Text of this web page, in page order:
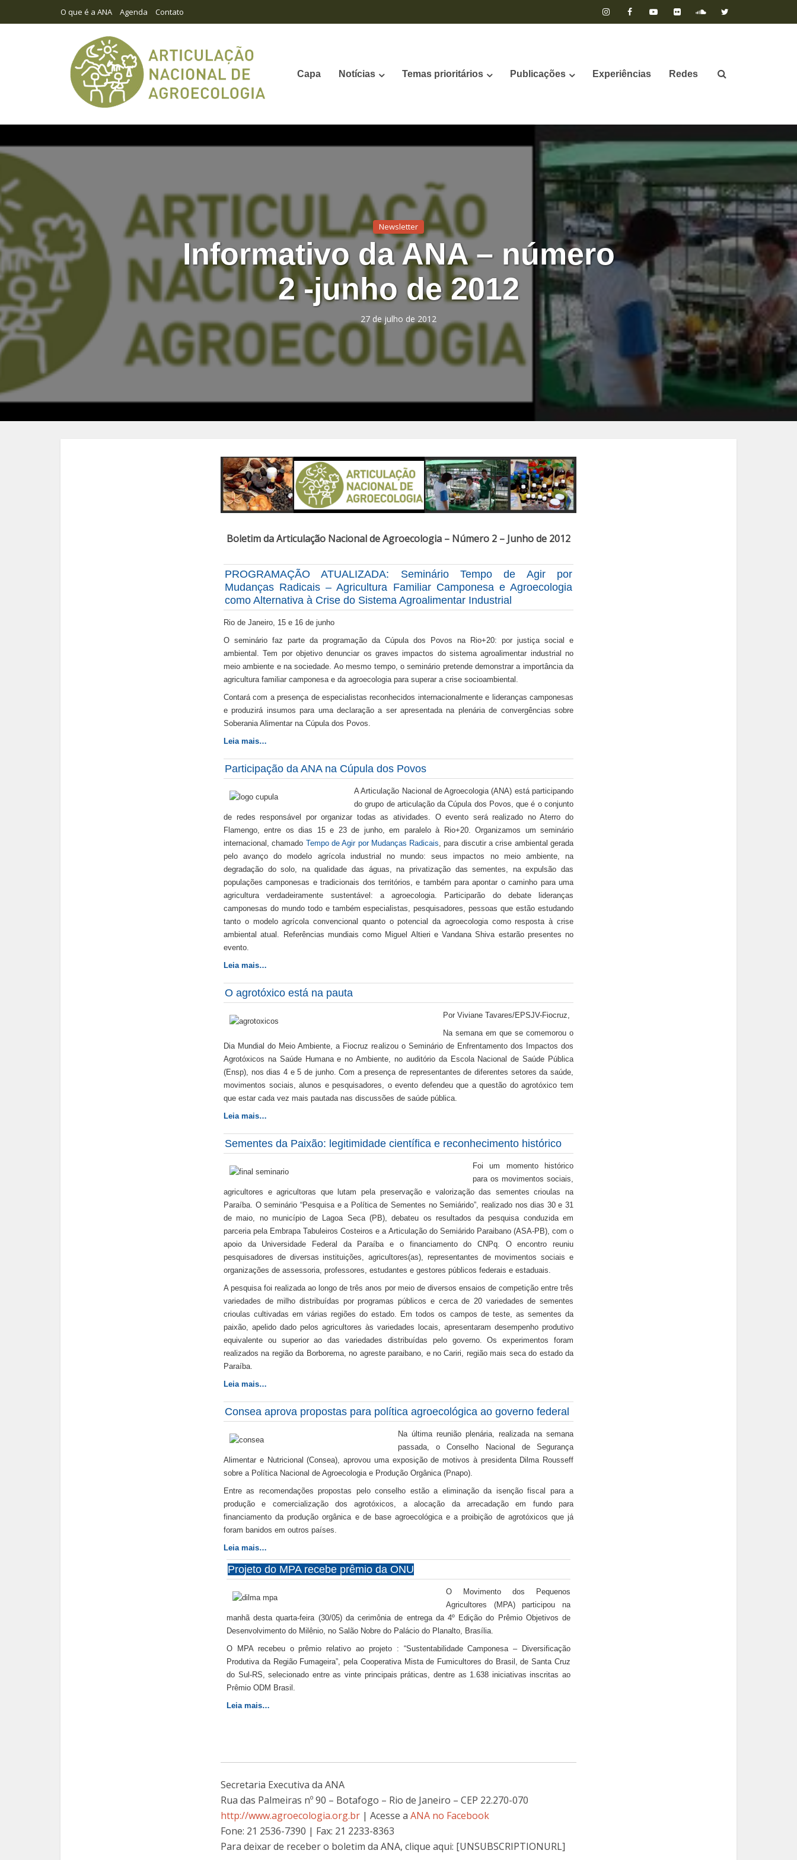
O que é a ANA Agenda Contato
Capa Notícias Temas prioritários Publicações Experiências Redes
Newsletter
Informativo da ANA – número
2 -junho de 2012
27 de julho de 2012
Boletim da Articulação Nacional de Agroecologia – Número 2 – Junho de 2012
PROGRAMAÇÃO ATUALIZADA: Seminário Tempo de Agir por
Mudanças Radicais – Agricultura Familiar Camponesa e Agroecologia
como Alternativa à Crise do Sistema Agroalimentar Industrial
Rio de Janeiro, 15 e 16 de junho
O seminário faz parte da programação da Cúpula dos Povos na Rio+20: por justiça social e
ambiental. Tem por objetivo denunciar os graves impactos do sistema agroalimentar industrial no
meio ambiente e na sociedade. Ao mesmo tempo, o seminário pretende demonstrar a importância da
agricultura familiar camponesa e da agroecologia para superar a crise socioambiental.
Contará com a presença de especialistas reconhecidos internacionalmente e lideranças camponesas
e produzirá insumos para uma declaração a ser apresentada na plenária de convergências sobre
Soberania Alimentar na Cúpula dos Povos.
Leia mais…
Participação da ANA na Cúpula dos Povos
A Articulação Nacional de Agroecologia (ANA) está participando
do grupo de articulação da Cúpula dos Povos, que é o conjunto
de redes responsável por organizar todas as atividades. O evento será realizado no Aterro do
Flamengo, entre os dias 15 e 23 de junho, em paralelo à Rio+20. Organizamos um seminário
internacional, chamado Tempo de Agir por Mudanças Radicais, para discutir a crise ambiental gerada
pelo avanço do modelo agrícola industrial no mundo: seus impactos no meio ambiente, na
degradação do solo, na qualidade das águas, na privatização das sementes, na expulsão das
populações camponesas e tradicionais dos territórios, e também para apontar o caminho para uma
agricultura verdadeiramente sustentável: a agroecologia. Participarão do debate lideranças
camponesas do mundo todo e também especialistas, pesquisadores, pessoas que estão estudando
tanto o modelo agrícola convencional quanto o potencial da agroecologia como resposta à crise
ambiental atual. Referências mundiais como Miguel Altieri e Vandana Shiva estarão presentes no
evento.
Leia mais…
O agrotóxico está na pauta
Por Viviane Tavares/EPSJV-Fiocruz,
Na semana em que se comemorou o
Dia Mundial do Meio Ambiente, a Fiocruz realizou o Seminário de Enfrentamento dos Impactos dos
Agrotóxicos na Saúde Humana e no Ambiente, no auditório da Escola Nacional de Saúde Pública
(Ensp), nos dias 4 e 5 de junho. Com a presença de representantes de diferentes setores da saúde,
movimentos sociais, alunos e pesquisadores, o evento defendeu que a questão do agrotóxico tem
que estar cada vez mais pautada nas discussões de saúde pública.
Leia mais…
Sementes da Paixão: legitimidade científica e reconhecimento histórico
Foi um momento histórico
para os movimentos sociais,
agricultores e agricultoras que lutam pela preservação e valorização das sementes crioulas na
Paraíba. O seminário “Pesquisa e a Política de Sementes no Semiárido”, realizado nos dias 30 e 31
de maio, no município de Lagoa Seca (PB), debateu os resultados da pesquisa conduzida em
parceria pela Embrapa Tabuleiros Costeiros e a Articulação do Semiárido Paraibano (ASA-PB), com o
apoio da Universidade Federal da Paraíba e o financiamento do CNPq. O encontro reuniu
pesquisadores de diversas instituições, agricultores(as), representantes de movimentos sociais e
organizações de assessoria, professores, estudantes e gestores públicos federais e estaduais.
A pesquisa foi realizada ao longo de três anos por meio de diversos ensaios de competição entre três
variedades de milho distribuídas por programas públicos e cerca de 20 variedades de sementes
crioulas cultivadas em várias regiões do estado. Em todos os campos de teste, as sementes da
paixão, apelido dado pelos agricultores às variedades locais, apresentaram desempenho produtivo
equivalente ou superior ao das variedades distribuídas pelo governo. Os experimentos foram
realizados na região da Borborema, no agreste paraibano, e no Cariri, região mais seca do estado da
Paraíba.
Leia mais…
Consea aprova propostas para política agroecológica ao governo federal
Na última reunião plenária, realizada na semana
passada, o Conselho Nacional de Segurança
Alimentar e Nutricional (Consea), aprovou uma exposição de motivos à presidenta Dilma Rousseff
sobre a Política Nacional de Agroecologia e Produção Orgânica (Pnapo).
Entre as recomendações propostas pelo conselho estão a eliminação da isenção fiscal para a
produção e comercialização dos agrotóxicos, a alocação da arrecadação em fundo para
financiamento da produção orgânica e de base agroecológica e a proibição de agrotóxicos que já
foram banidos em outros países.
Leia mais…
Projeto do MPA recebe prêmio da ONU
O Movimento dos Pequenos
Agricultores (MPA) participou na
manhã desta quarta-feira (30/05) da cerimônia de entrega da 4º Edição do Prêmio Objetivos de
Desenvolvimento do Milênio, no Salão Nobre do Palácio do Planalto, Brasília.
O MPA recebeu o prêmio relativo ao projeto : “Sustentabilidade Camponesa – Diversificação
Produtiva da Região Fumageira”, pela Cooperativa Mista de Fumicultores do Brasil, de Santa Cruz
do Sul-RS, selecionado entre as vinte principais práticas, dentre as 1.638 iniciativas inscritas ao
Prêmio ODM Brasil.
Leia mais…
Secretaria Executiva da ANA
Rua das Palmeiras nº 90 – Botafogo – Rio de Janeiro – CEP 22.270-070
http://www.agroecologia.org.br | Acesse a ANA no Facebook
Fone: 21 2536-7390 | Fax: 21 2233-8363
Para deixar de receber o boletim da ANA, clique aqui: [UNSUBSCRIPTIONURL]